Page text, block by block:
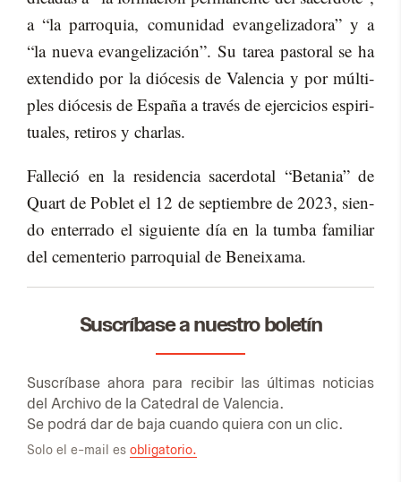
a “la pa­rro­quia, co­mu­ni­dad evan­ge­li­za­do­ra” y a
“la nue­va evan­ge­li­za­ción”. Su ta­rea pas­to­ral se ha
ex­ten­di­do por la dió­ce­sis de Va­len­cia y por múl­ti­
ples dió­ce­sis de Es­pa­ña a tra­vés de ejer­ci­cios es­pi­ri­
tua­les, re­ti­ros y char­las.
Fa­lle­ció en la re­si­den­cia sa­cer­do­tal “Be­ta­nia” de
Quart de Po­blet el 12 de sep­tiem­bre de 2023, sien­
do en­te­rra­do el si­guien­te día en la tum­ba fa­mi­liar
del ce­men­te­rio pa­rro­quial de Be­nei­xa­ma.
Suscríbase a nuestro boletín
Sus­crí­ba­se aho­ra para re­ci­bir las úl­ti­mas no­ti­cias
del Ar­chi­vo de la Ca­te­dral de Va­len­cia.
Se po­drá dar de baja cuan­do quie­ra con un clic.
Solo el e-mail es obligatorio.